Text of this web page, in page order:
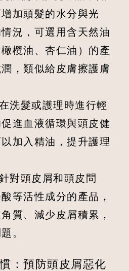
加頭髮的水分與光
況，可選用含天然油
欖油、杏仁油）的產
，類似給皮膚擦護膚
洗髮或護理時進行輕
進血液循環與頭皮健
加入精油，提升護理
對頭皮屑和頭皮問
等活性成分的產品，
質、減少皮屑積累，
。
：預防頭皮屑惡化